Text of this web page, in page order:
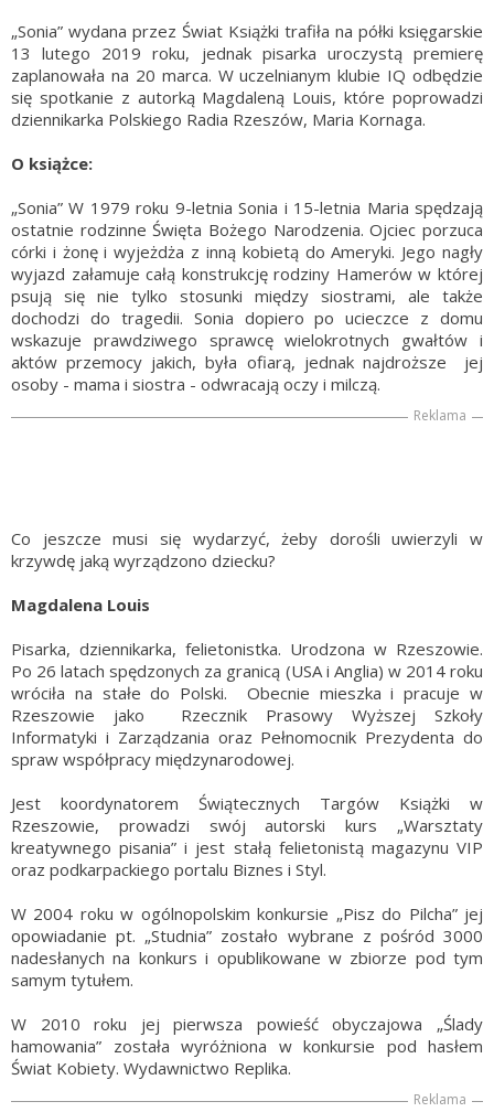
„Sonia” wydana przez Świat Książki trafiła na półki księgarskie
13 lutego 2019 roku, jednak pisarka uroczystą premierę
zaplanowała na 20 marca. W uczelnianym klubie IQ odbędzie
się spotkanie z autorką Magdaleną Louis, które poprowadzi
dziennikarka Polskiego Radia Rzeszów, Maria Kornaga.
O książce:
„Sonia” W 1979 roku 9-letnia Sonia i 15-letnia Maria spędzają
ostatnie rodzinne Święta Bożego Narodzenia. Ojciec porzuca
córki i żonę i wyjeżdża z inną kobietą do Ameryki. Jego nagły
wyjazd załamuje całą konstrukcję rodziny Hamerów w której
psują się nie tylko stosunki między siostrami, ale także
dochodzi do tragedii. Sonia dopiero po ucieczce z domu
wskazuje prawdziwego sprawcę wielokrotnych gwałtów i
aktów przemocy jakich, była ofiarą, jednak najdroższe jej
osoby - mama i siostra - odwracają oczy i milczą.
Reklama
Co jeszcze musi się wydarzyć, żeby dorośli uwierzyli w
krzywdę jaką wyrządzono dziecku?
Magdalena Louis
Pisarka, dziennikarka, felietonistka. Urodzona w Rzeszowie.
Po 26 latach spędzonych za granicą (USA i Anglia) w 2014 roku
wróciła na stałe do Polski. Obecnie mieszka i pracuje w
Rzeszowie jako Rzecznik Prasowy Wyższej Szkoły
Informatyki i Zarządzania oraz Pełnomocnik Prezydenta do
spraw współpracy międzynarodowej.
Jest koordynatorem Świątecznych Targów Książki w
Rzeszowie, prowadzi swój autorski kurs „Warsztaty
kreatywnego pisania” i jest stałą felietonistą magazynu VIP
oraz podkarpackiego portalu Biznes i Styl.
W 2004 roku w ogólnopolskim konkursie „Pisz do Pilcha” jej
opowiadanie pt. „Studnia” zostało wybrane z pośród 3000
nadesłanych na konkurs i opublikowane w zbiorze pod tym
samym tytułem.
W 2010 roku jej pierwsza powieść obyczajowa „Ślady
hamowania” została wyróżniona w konkursie pod hasłem
Świat Kobiety. Wydawnictwo Replika.
Reklama